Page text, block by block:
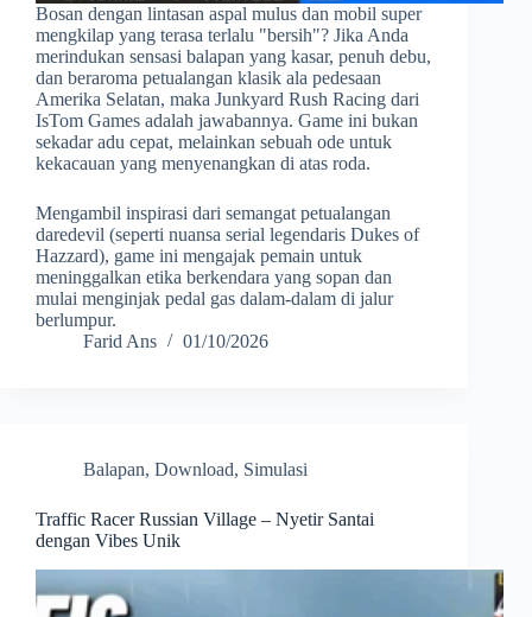
Bosan dengan lintasan aspal mulus dan mobil super
mengkilap yang terasa terlalu "bersih"? Jika Anda
merindukan sensasi balapan yang kasar, penuh debu,
dan beraroma petualangan klasik ala pedesaan
Amerika Selatan, maka Junkyard Rush Racing dari
IsTom Games adalah jawabannya. Game ini bukan
sekadar adu cepat, melainkan sebuah ode untuk
kekacauan yang menyenangkan di atas roda.
Mengambil inspirasi dari semangat petualangan
daredevil (seperti nuansa serial legendaris Dukes of
Hazzard), game ini mengajak pemain untuk
meninggalkan etika berkendara yang sopan dan
mulai menginjak pedal gas dalam-dalam di jalur
berlumpur.
Farid Ans
01/10/2026
Balapan, Download, Simulasi
Traffic Racer Russian Village – Nyetir Santai
dengan Vibes Unik